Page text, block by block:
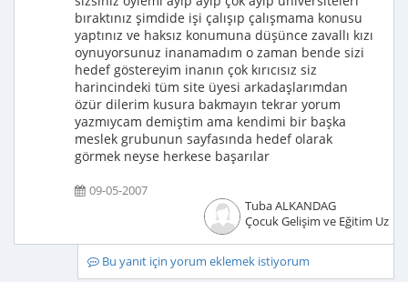
bıraktınız şimdide işi çalışıp çalışmama konusu
yaptınız ve haksız konumuna düşünce zavallı kızı
oynuyorsunuz inanamadım o zaman bende sizi
hedef göstereyim inanın çok kırıcısız siz
harincindeki tüm site üyesi arkadaşlarımdan
özür dilerim kusura bakmayın tekrar yorum
yazmıycam demiştim ama kendimi bir başka
meslek grubunun sayfasında hedef olarak
görmek neyse herkese başarılar
09-05-2007
Tuba ALKANDAG
Çocuk Gelişim ve Eğitim
Bu yanıt için yorum eklemek istiyorum